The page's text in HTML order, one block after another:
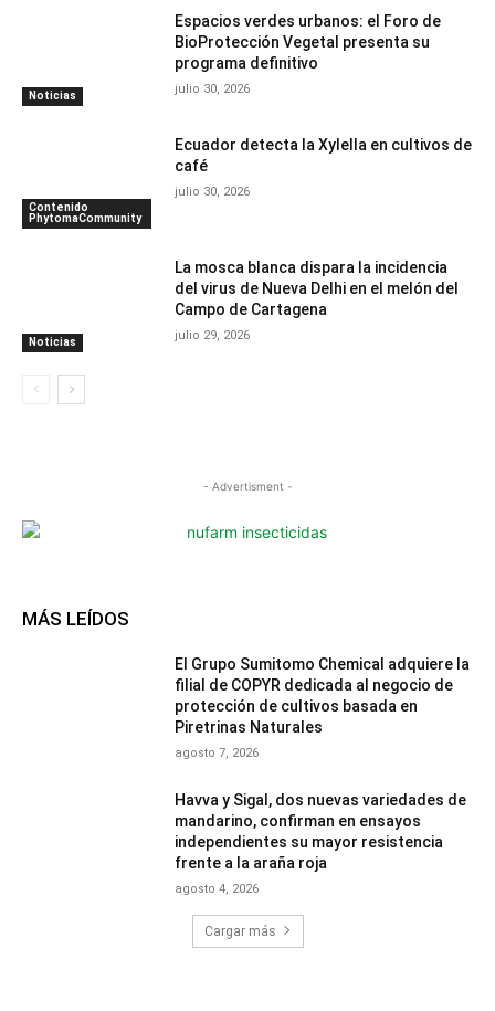
Noticias
Espacios verdes urbanos: el Foro de
BioProtección Vegetal presenta su
programa definitivo
julio 30, 2026
Contenido
PhytomaCommunity
Ecuador detecta la Xylella en cultivos de
café
julio 30, 2026
Noticias
La mosca blanca dispara la incidencia
del virus de Nueva Delhi en el melón del
Campo de Cartagena
julio 29, 2026
- Advertisment -
MÁS LEÍDOS
El Grupo Sumitomo Chemical adquiere la
filial de COPYR dedicada al negocio de
protección de cultivos basada en
Piretrinas Naturales
agosto 7, 2026
Havva y Sigal, dos nuevas variedades de
mandarino, confirman en ensayos
independientes su mayor resistencia
frente a la araña roja
agosto 4, 2026
Cargar más